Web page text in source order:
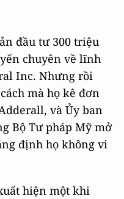
đầu tư 300 triệu
chuyên về lĩnh
Inc. Nhưng rồi
mà họ kê đơn
và Ủy ban
Bộ Tư pháp Mỹ mở
định họ không vi
hiện một khi